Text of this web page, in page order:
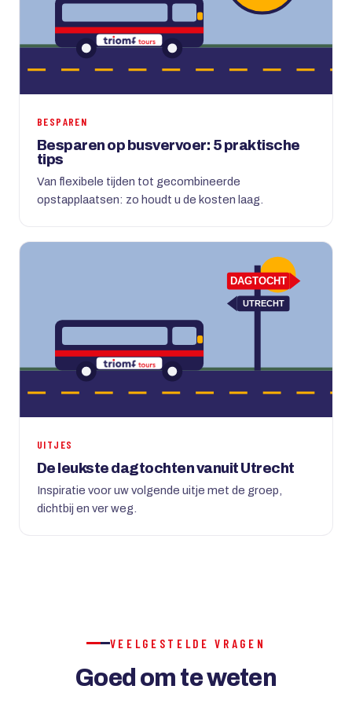
BESPAREN
Besparen op busvervoer: 5 praktische
tips
Van flexibele tijden tot gecombineerde
opstapplaatsen: zo houdt u de kosten laag.
UITJES
De leukste dagtochten vanuit Utrecht
Inspiratie voor uw volgende uitje met de groep,
dichtbij en ver weg.
VEELGESTELDE VRAGEN
Goed om te weten